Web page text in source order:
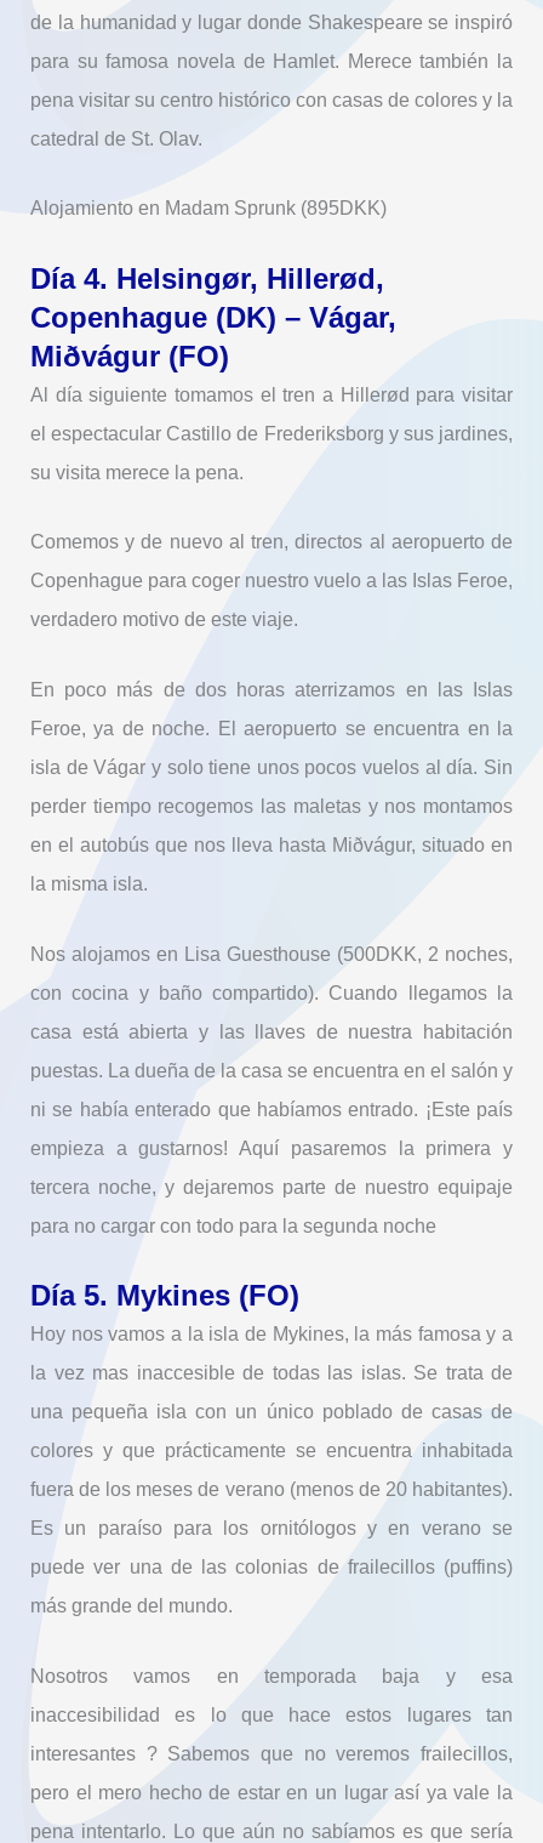
de la humanidad y lugar donde Shakespeare se inspiró
para su famosa novela de Hamlet. Merece también la
pena visitar su centro histórico con casas de colores y la
catedral de St. Olav.
Alojamiento en Madam Sprunk (895DKK)
Día 4. Helsingør, Hillerød,
Copenhague (DK) – Vágar,
Miðvágur (FO)
Al día siguiente tomamos el tren a Hillerød para visitar
el espectacular Castillo de Frederiksborg y sus jardines,
su visita merece la pena.
Comemos y de nuevo al tren, directos al aeropuerto de
Copenhague para coger nuestro vuelo a las Islas Feroe,
verdadero motivo de este viaje.
En poco más de dos horas aterrizamos en las Islas
Feroe, ya de noche. El aeropuerto se encuentra en la
isla de Vágar y solo tiene unos pocos vuelos al día. Sin
perder tiempo recogemos las maletas y nos montamos
en el autobús que nos lleva hasta Miðvágur, situado en
la misma isla.
Nos alojamos en Lisa Guesthouse (500DKK, 2 noches,
con cocina y baño compartido). Cuando llegamos la
casa está abierta y las llaves de nuestra habitación
puestas. La dueña de la casa se encuentra en el salón y
ni se había enterado que habíamos entrado. ¡Este país
empieza a gustarnos! Aquí pasaremos la primera y
tercera noche, y dejaremos parte de nuestro equipaje
para no cargar con todo para la segunda noche
Día 5. Mykines (FO)
Hoy nos vamos a la isla de Mykines, la más famosa y a
la vez mas inaccesible de todas las islas. Se trata de
una pequeña isla con un único poblado de casas de
colores y que prácticamente se encuentra inhabitada
fuera de los meses de verano (menos de 20 habitantes).
Es un paraíso para los ornitólogos y en verano se
puede ver una de las colonias de frailecillos (puffins)
más grande del mundo.
Nosotros vamos en temporada baja y esa
inaccesibilidad es lo que hace estos lugares tan
interesantes ?Sabemos que no veremos frailecillos,
pero el mero hecho de estar en un lugar así ya vale la
pena intentarlo. Lo que aún no sabíamos es que sería